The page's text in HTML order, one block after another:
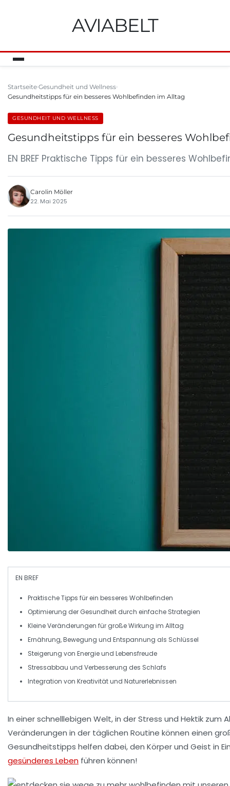
AVIABELT
Startseite Gesundheit und Wellness
Gesundheitstipps für ein besseres Wohlbefinden im Alltag
GESUNDHEIT UND WELLNESS
Gesundheitstipps für ein besseres
EN BREF Praktische Tipps für ein besseres
Carolin Möller
22. Mai 2025
EN BREF
Praktische Tipps für ein besseres Wohlbefinden
Optimierung der Gesundheit durch einfache Strategien
Kleine Veränderungen für große Wirkung im Alltag
Ernährung,Bewegung und Entspannung als Schlüssel
Steigerung von Energieund Lebensfreude
Stressabbau und Verbesserung des Schlafs
Integration von Kreativitätund Naturerlebnissen
In einer schnelllebigen Welt, in der Stress und Hektik
Veränderungen in der täglichen Routine können einen
Gesundheitstipps helfen dabei, den Körper und Geist in
gesünderes Leben führen können!